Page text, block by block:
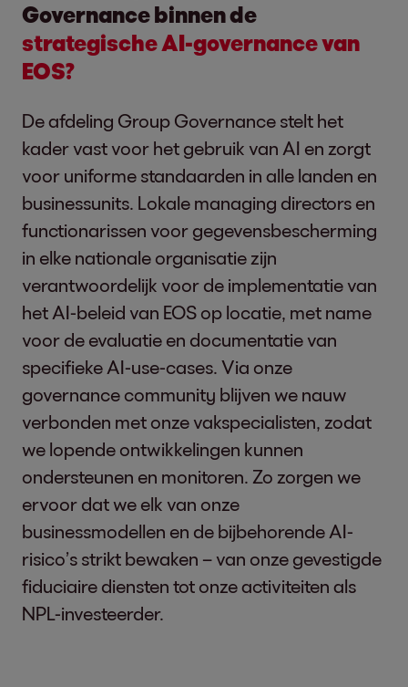
Governance binnen de
strategische AI-governance van
EOS?
De afdeling Group Governance stelt het
kader vast voor het gebruik van AI en zorgt
voor uniforme standaarden in alle landen en
businessunits. Lokale managing directors en
functionarissen voor gegevensbescherming
in elke nationale organisatie zijn
verantwoordelijk voor de implementatie van
het AI-beleid van EOS op locatie, met name
voor de evaluatie en documentatie van
specifieke AI-use-cases. Via onze
governance community blijven we nauw
verbonden met onze vakspecialisten, zodat
we lopende ontwikkelingen kunnen
ondersteunen en monitoren. Zo zorgen we
ervoor dat we elk van onze
businessmodellen en de bijbehorende AI-
risico’s strikt bewaken – van onze gevestigde
fiduciaire diensten tot onze activiteiten als
NPL-investeerder.